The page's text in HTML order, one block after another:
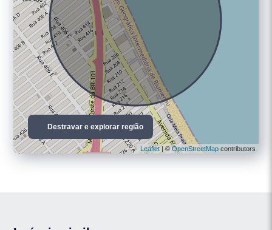
Leaflet| ©OpenStreetMapcontributors
Destravar e explorar região